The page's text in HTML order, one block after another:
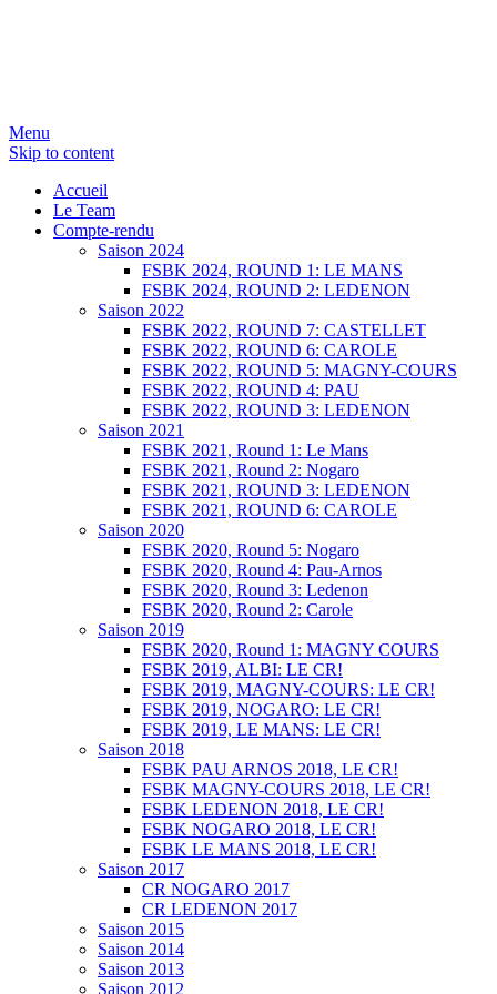
Volkanik-Endurance
SERGIO NANGERONI #16
Menu
Skip to content
Accueil
Le Team
Compte-rendu
Saison 2024
FSBK 2024, ROUND 1: LE MANS
FSBK 2024, ROUND 2: LEDENON
Saison 2022
FSBK 2022, ROUND 7: CASTELLET
FSBK 2022, ROUND 6: CAROLE
FSBK 2022, ROUND 5: MAGNY-COURS
FSBK 2022, ROUND 4: PAU
FSBK 2022, ROUND 3: LEDENON
Saison 2021
FSBK 2021, Round 1: Le Mans
FSBK 2021, Round 2: Nogaro
FSBK 2021, ROUND 3: LEDENON
FSBK 2021, ROUND 6: CAROLE
Saison 2020
FSBK 2020, Round 5: Nogaro
FSBK 2020, Round 4: Pau-Arnos
FSBK 2020, Round 3: Ledenon
FSBK 2020, Round 2: Carole
Saison 2019
FSBK 2020, Round 1: MAGNY COURS
FSBK 2019, ALBI: LE CR!
FSBK 2019, MAGNY-COURS: LE CR!
FSBK 2019, NOGARO: LE CR!
FSBK 2019, LE MANS: LE CR!
Saison 2018
FSBK PAU ARNOS 2018, LE CR!
FSBK MAGNY-COURS 2018, LE CR!
FSBK LEDENON 2018, LE CR!
FSBK NOGARO 2018, LE CR!
FSBK LE MANS 2018, LE CR!
Saison 2017
CR NOGARO 2017
CR LEDENON 2017
Saison 2015
Saison 2014
Saison 2013
Saison 2012